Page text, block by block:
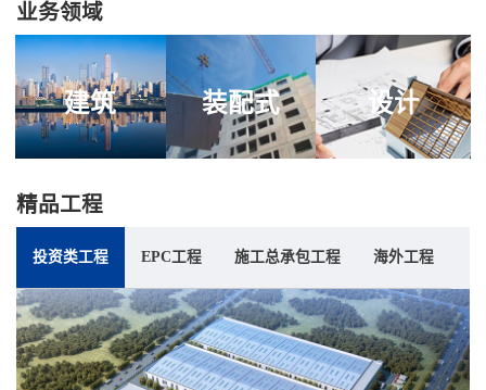
业务领域
建筑 装配式 设计
精品工程
投资类工程 EPC工程 施工总承包工程 海外工程